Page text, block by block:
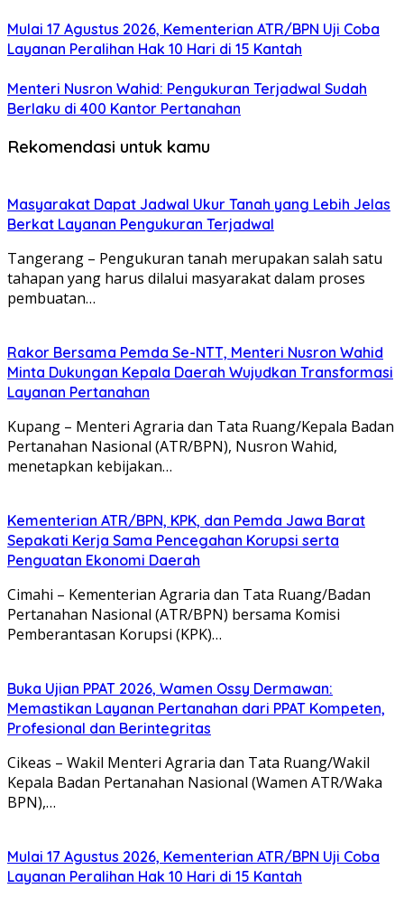
Mulai 17 Agustus 2026, Kementerian ATR/BPN Uji Coba
Layanan Peralihan Hak 10 Hari di 15 Kantah
Menteri Nusron Wahid: Pengukuran Terjadwal Sudah
Berlaku di 400 Kantor Pertanahan
Rekomendasi untuk kamu
Masyarakat Dapat Jadwal Ukur Tanah yang Lebih Jelas
Berkat Layanan Pengukuran Terjadwal
Tangerang – Pengukuran tanah merupakan salah satu
tahapan yang harus dilalui masyarakat dalam proses
pembuatan…
Rakor Bersama Pemda Se-NTT, Menteri Nusron Wahid
Minta Dukungan Kepala Daerah Wujudkan Transformasi
Layanan Pertanahan
Kupang – Menteri Agraria dan Tata Ruang/Kepala Badan
Pertanahan Nasional (ATR/BPN), Nusron Wahid,
menetapkan kebijakan…
Kementerian ATR/BPN, KPK, dan Pemda Jawa Barat
Sepakati Kerja Sama Pencegahan Korupsi serta
Penguatan Ekonomi Daerah
Cimahi – Kementerian Agraria dan Tata Ruang/Badan
Pertanahan Nasional (ATR/BPN) bersama Komisi
Pemberantasan Korupsi (KPK)…
Buka Ujian PPAT 2026, Wamen Ossy Dermawan:
Memastikan Layanan Pertanahan dari PPAT Kompeten,
Profesional dan Berintegritas
Cikeas – Wakil Menteri Agraria dan Tata Ruang/Wakil
Kepala Badan Pertanahan Nasional (Wamen ATR/Waka
BPN),…
Mulai 17 Agustus 2026, Kementerian ATR/BPN Uji Coba
Layanan Peralihan Hak 10 Hari di 15 Kantah